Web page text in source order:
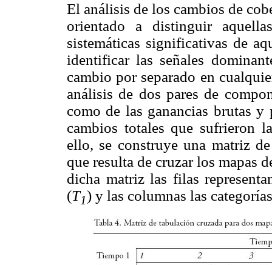
El análisis de los cambios de
orientado a distinguir
sistemáticas significativas de
identificar las señales
cambio por separado en
análisis de dos pares de
como de las ganancias brutas
cambios totales que sufrieron
ello, se construye una matriz
que resulta de cruzar los mapas
dicha matriz las filas
(T1) y las columnas las